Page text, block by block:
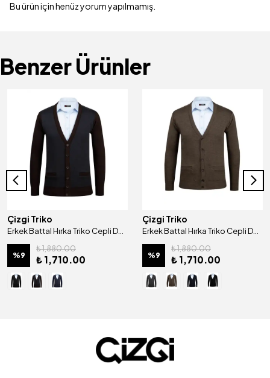
Bu ürün için henüz yorum yapılmamış.
Benzer Ürünler
Çizgi Triko
Erkek Battal Hırka Triko Cepli Desenli Kol Ve Bel Lastikli Çelik Örgü Klasik Kalıp - 5014MB
%9
₺ 1,880.00
₺ 1,710.00
Çizgi Triko
Erkek Battal Hırka Triko Cepli Desenli Kol Ve Bel Lastikli Çelik Örgü Klasik Kalıp - 4241MB
%9
₺ 1,880.00
₺ 1,710.00